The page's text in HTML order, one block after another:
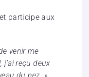
participe aux
venir me
j’ai reçu deux